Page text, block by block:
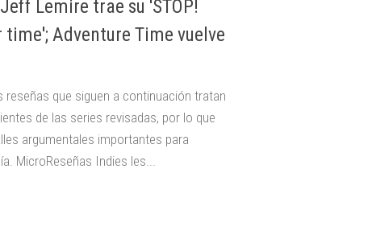
Lemire trae su 'STOP!
Adventure Time vuelve
reseñas que siguen a continuación tratan
de las series revisadas, por lo que
argumentales importantes para
MicroReseñas Indies les...